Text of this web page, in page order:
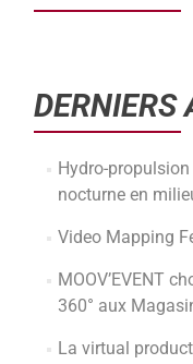
DERNIERS
Hydro-
nocturne en
Video Mapping
MOOV’EVENT
360° aux
La virtual